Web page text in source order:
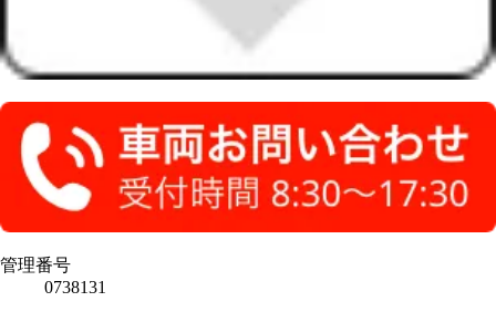
管理番号
0738131